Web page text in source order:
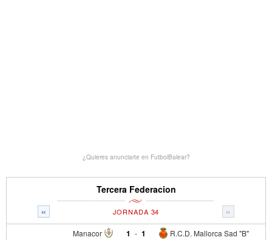
¿Quieres anunciarte en FutbolBalear?
Tercera Federacion
« »
JORNADA 34
Manacor 1 - R.C.D. Mallorca Sad "B"
1